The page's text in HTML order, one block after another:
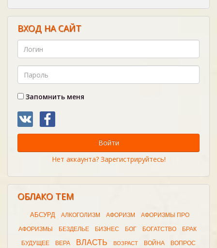
ВХОД НА САЙТ
Запомнить меня
Войти
Нет аккаунта? Зарегистрируйтесь!
ОБЛАКО ТЕМ
АБСУРД АЛКОГОЛИЗМ АФОРИЗМ АФОРИЗМЫ ПРО
АФОРИЗМЫ БЕЗДЕЛЬЕ БИЗНЕС БОГ БОГАТСТВО БРАК
БУДУЩЕЕ ВЕРА ВЛАСТЬ ВОЗРАСТ ВОЙНА ВОПРОС